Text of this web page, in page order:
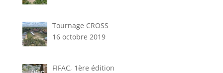
Tournage CROSS
16 octobre 2019
FIFAC, 1ère édition